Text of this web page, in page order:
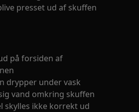
presset ud af skuffen
på forsiden af
drypper under vask
vand omkring skuffen
skylles ikke korrekt ud